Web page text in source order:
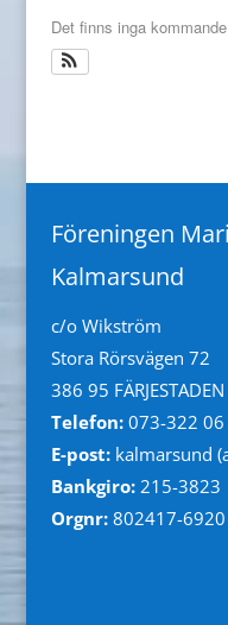
Det finns inga
Föreningen
Kalmarsund
c/o Wikström
Stora Rörsvägen 72
386 95 FÄRJESTADEN
Telefon:073-322 06
E-post:kalmarsund
Bankgiro:215-3823
Orgnr: 802417-6920